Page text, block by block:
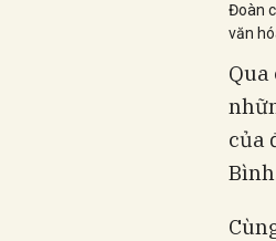
Đoàn
văn
của